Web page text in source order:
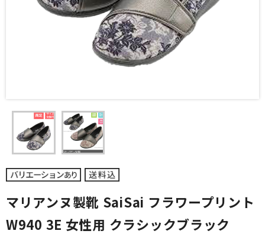
マリアンヌ製靴 SaiSai フラワープリント
W940 3E 女性用 クラシックブラック